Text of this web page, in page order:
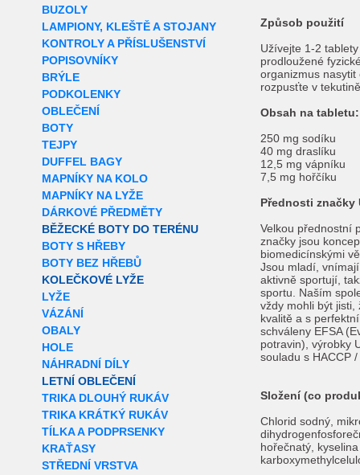
BUZOLY
LAMPIONY, KLEŠTĚ A STOJANY
KONTROLY A PŘÍSLUŠENSTVÍ
POPISOVNÍKY
BRÝLE
PODKOLENKY
OBLEČENÍ
BOTY
TEJPY
DUFFEL BAGY
MAPNÍKY NA KOLO
MAPNÍKY NA LYŽE
DÁRKOVÉ PŘEDMĚTY
BĚŽECKÉ BOTY DO TERÉNU
BOTY S HŘEBY
BOTY BEZ HŘEBŮ
KOLEČKOVÉ LYŽE
LYŽE
VÁZÁNÍ
OBALY
HOLE
NÁHRADNÍ DÍLY
LETNÍ OBLEČENÍ
TRIKA DLOUHÝ RUKÁV
TRIKA KRÁTKÝ RUKÁV
TÍLKA A PODPRSENKY
KRAŤASY
STŘEDNÍ VRSTVA
Způsob použití
Užívejte 1-2
prodloužené
organizmus
rozpusťte v
Obsah na tabletu:
250 mg sodíku
40 mg draslíku
12,5 mg vápníku
7,5 mg hořčíku
Přednosti značky
Velkou přednostní
značky jsou
biomedicínskými
Jsou mladí,
aktivně sportují,
sportu. Naším
vždy mohli být jisti,
kvalitě a s
schváleny EFSA
potravin), výrobky
souladu s HACCP /
Složení (co
Chlorid sodný,
hořečnatý,